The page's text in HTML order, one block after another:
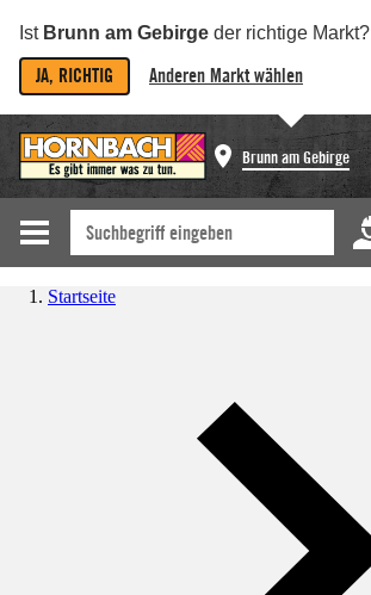
Ist Brunn am Gebirge der richtige Markt?
JA, RICHTIG Anderen Markt wählen
Brunn am Gebirge
Startseite